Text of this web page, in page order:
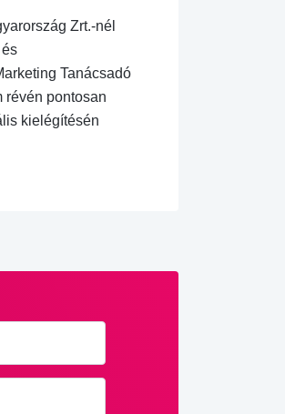
Zrt.-nél
Tanácsadó
révén pontosan
kielégítésén